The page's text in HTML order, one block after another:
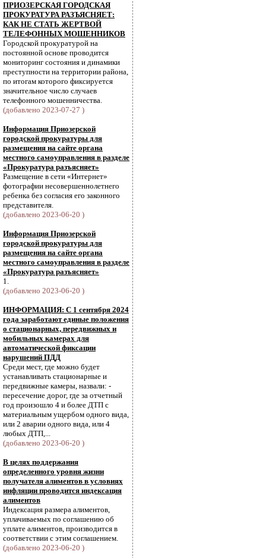
ПРИОЗЕРСКАЯ ГОРОДСКАЯ
ПРОКУРАТУРА РАЗЪЯСНЯЕТ:
КАК НЕ СТАТЬ ЖЕРТВОЙ
ТЕЛЕФОННЫХ МОШЕННИКОВ
Городской прокуратурой на
постоянной основе проводится
мониторинг состояния и динамики
преступности на территории района,
по итогам которого фиксируется
значительное число случаев
телефонного мошенничества.
(добавлено 2023-07-27 )
Информация Приозерской
городской прокуратуры для
размещения на сайте органа
местного самоуправления в разделе
«Прокуратура разъясняет»
Размещение в сети «Интернет»
фотографии несовершеннолетнего
ребенка без согласия его законного
представителя.
(добавлено 2023-06-20 )
Информация Приозерской
городской прокуратуры для
размещения на сайте органа
местного самоуправления в разделе
«Прокуратура разъясняет»
1.
(добавлено 2023-06-20 )
ИНФОРМАЦИЯ: С 1 сентября 2024
года заработают единые положения
о стационарных, передвижных и
мобильных камерах для
автоматической фиксации
нарушений ПДД
Среди мест, где можно будет
устанавливать стационарные и
передвижные камеры, назвали: -
пересечение дорог, где за отчетный
год произошло 4 и более ДТП с
материальным ущербом одного вида,
или 2 аварии одного вида, или 4
любых ДТП,...
(добавлено 2023-06-20 )
В целях поддержания
определенного уровня жизни
получателя алиментов в условиях
инфляции проводится индексация
алиментов
Индексация размера алиментов,
уплачиваемых по соглашению об
уплате алиментов, производится в
соответствии с этим соглашением.
(добавлено 2023-06-20 )